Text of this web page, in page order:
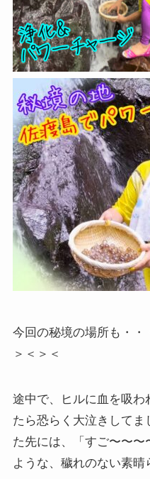
今回の秘境の場所も・・
＞＜＞＜
途中で、ヒルに血を吸わ
たら恐らく大泣きして
た先には、「すご〜〜〜
ような、穢れのない素晴